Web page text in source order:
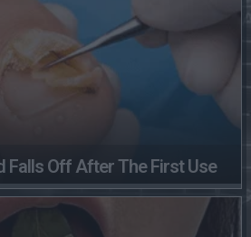
Falls Off After The First Use